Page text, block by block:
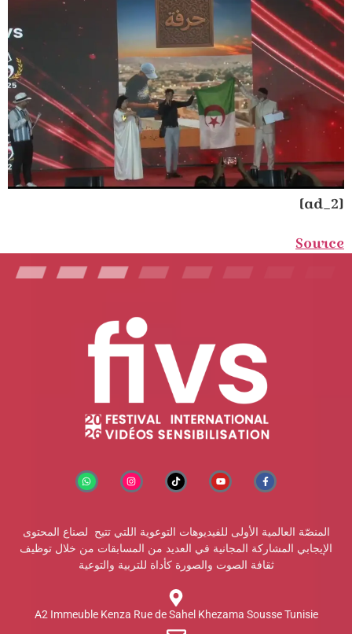
[ad_2]
Source
المنصّة العالمية الأولى للفيديوهات التوعوية اللتي تتيح لصناع المحتوى
الإيجابي المشاركة المجانية في العديد من المسابقات من خلال توظيف
ثقافة الصوت والصورة كأداة للتربية والتوعية
A2 Immeuble Kenza Rue de Sahel Khezama Sousse Tunisie